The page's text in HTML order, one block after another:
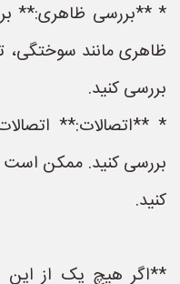
* **بررسی ظاهری:** برد
ظاهری مانند
بررسی کنید.
* **اتصالات:**
بررسی کنید. ممکن است
کنید.
**اگر هیچ یک از این